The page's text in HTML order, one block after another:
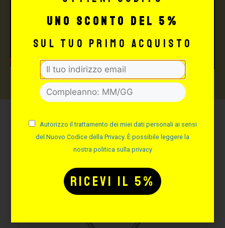
Potrebbe interessarti
anche:
uno sconto del 5%
sul tuo primo acquisto
Autorizzo il trattamento dei miei dati personali ai sensi
del Nuovo Codice della Privacy. È possibile leggere la
nostra politica sulla privacy